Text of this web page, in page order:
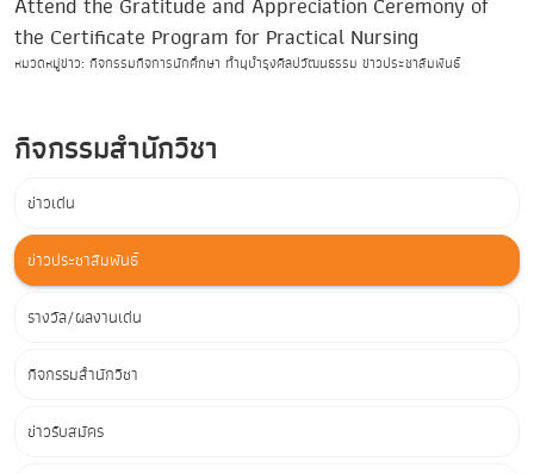
the Certificate Program for Practical Nursing
หมวดหมู่ข่าว: กิจกรรมกิจการนักศึกษา ทำนุบำรุงศิลปวัฒนธรรม ข่าวประชาสัมพันธ์
กิจกรรมสำนักวิชา
ข่าวเด่น
ข่าวประชาสัมพันธ์
รางวัล/ผลงานเด่น
กิจกรรมสำนักวิชา
ข่าวรับสมัคร